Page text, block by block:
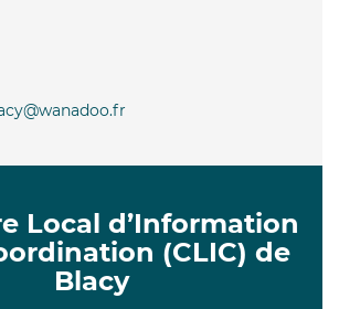
Local d’Information
(CLIC) de
Blacy